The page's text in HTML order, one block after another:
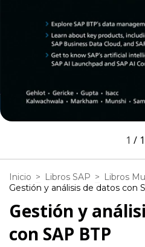
1 / 1
Inicio > Libros SAP > Libros
Gestión y análisis de datos con
Gestión y
con SAP BTP